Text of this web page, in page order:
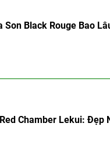
Son Black Rouge Bao
Chamber Lekui: Đẹp